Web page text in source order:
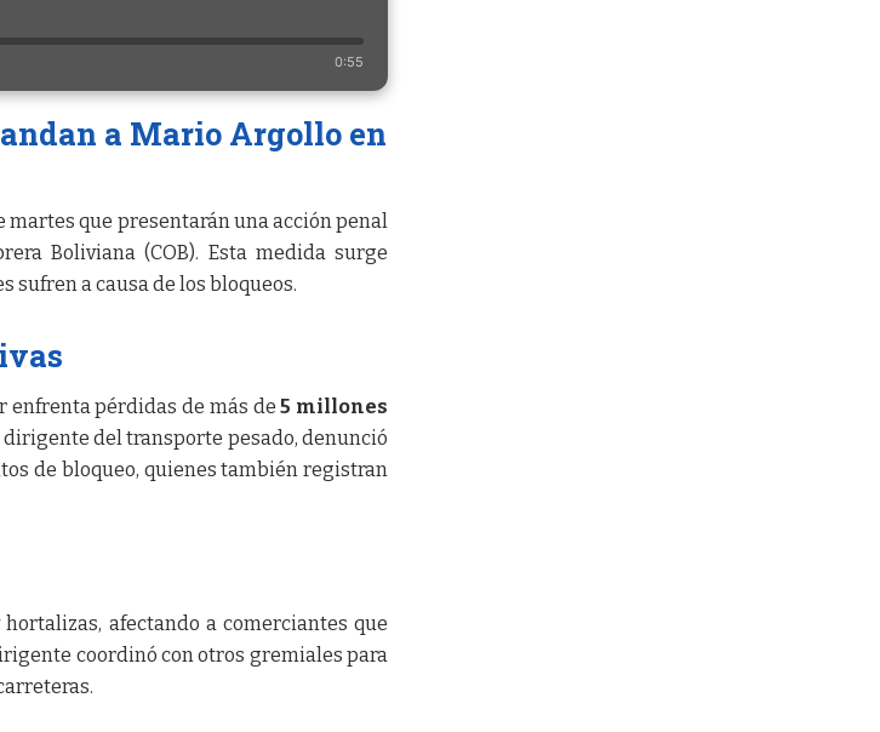
0:55
a Mario Argollo en
que presentarán una acción penal
Boliviana (COB). Esta medida surge
sufren a causa de los bloqueos.
enfrenta pérdidas de más de5 millones
dirigente del transporte pesado, denunció
de bloqueo, quienes también registran
afectando a comerciantes que
coordinó con otros gremiales para